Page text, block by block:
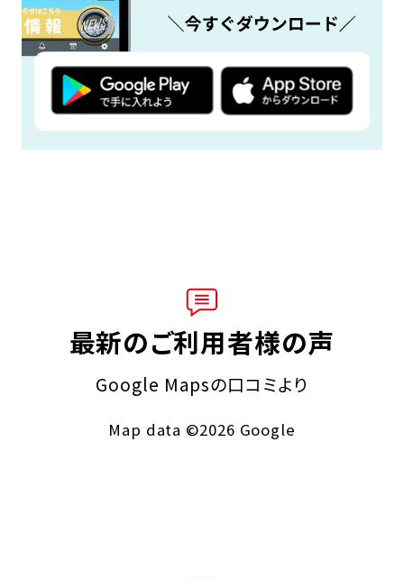
最新のご利用者様の声
Google Mapsの口コミより
Map data ©2026 Google